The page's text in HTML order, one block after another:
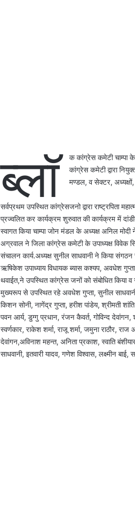
ब्लॉ
क कांग्रेस कमेटी चाम्पा
कांग्रेस कमेटी द्वारा
मण्डल, व सेक्टर,
सर्वप्रथम उपस्थित कांग्रेसजनो द्वारा राष्ट्रपिता
प्रज्वलित कर कार्यक्रम शुरुवात की कार्यक्रम में
स्वागत किया चाम्पा जोन मंडल के अध्यक्ष अनिल मोदी
अग्रवाल ने जिला कांग्रेस कमेटी के उपाध्यक्ष विवेक
संचालन कार्य.अध्यक्ष सुनील साधवानी ने किया
ऋषिकेश उपाध्याय विधायक ब्यास कश्यप, अवधेश
थवाईत,ने उपस्थित कांग्रेस जनों को संबोधित किया
मुख्यरूप से उपस्थित रहे अवधेश गुप्ता, सुनील
किशन सोनी, नागेंद्र गुप्ता, हरीश पांडेय, श्रीमती
पवन आर्य, डुग्गु प्रधान, रंजन कैवर्त, गोविन्द देवांगन,
स्वर्णकार, राकेश शर्मा, राजू शर्मा, जमुना राठौर,
देवांगन,अविनाश महन्त, अनिता प्रकाश, स्वाति
साधवानी, इतवारी यादव, गणेश विश्वास, लक्ष्मीन